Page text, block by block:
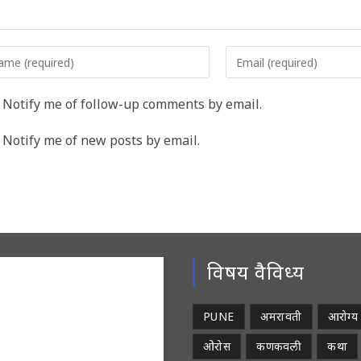
your
address
Notify me of follow-up comments by email.
Notify me of new posts by email.
विषय वैविध्य
PUNE अमरावती आरोग्य
ओरोस
कणकवली कथा